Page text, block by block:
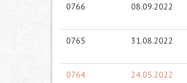
0766 08.09.2022
0765 31.08.2022
0764 24.05.2022